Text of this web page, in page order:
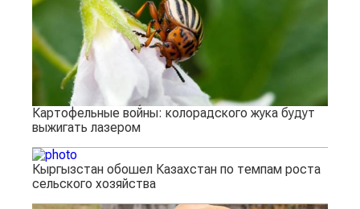
Картофельные войны: колорадского жука будут
выжигать лазером
Кыргызстан обошел Казахстан по темпам роста
сельского хозяйства